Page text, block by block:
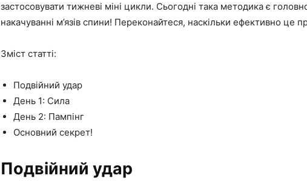
застосовувати тижневі міні цикли. Сьогодні така методика є
накачуванні м’язів спини! Переконайтеся, наскільки ефективно це
Зміст статті:
Подвійний удар
День 1: Сила
День 2: Пампінг
Основний секрет!
Подвійний удар